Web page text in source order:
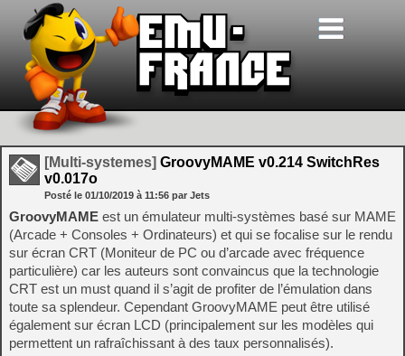
[Multi-systemes] GroovyMAME v0.214 SwitchRes
v0.017o
Posté le 01/10/2019 à 11:56 par Jets
GroovyMAME est un émulateur multi-systèmes basé sur MAME
(Arcade + Consoles + Ordinateurs) et qui se focalise sur le rendu
sur écran CRT (Moniteur de PC ou d’arcade avec fréquence
particulière) car les auteurs sont convaincus que la technologie
CRT est un must quand il s’agit de profiter de l’émulation dans
toute sa splendeur. Cependant GroovyMAME peut être utilisé
également sur écran LCD (principalement sur les modèles qui
permettent un rafraîchissant à des taux personnalisés).